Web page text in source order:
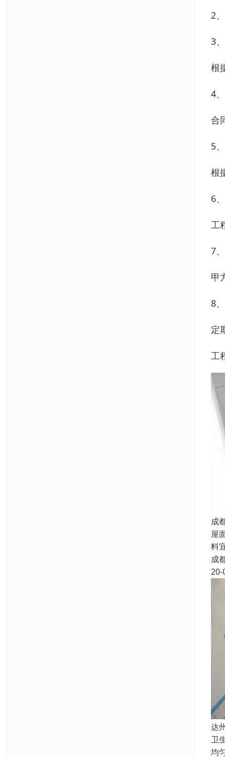
2
3
根
4
合
5
根
6
工
7
甲
8
定
工
成
屋
料
成
20-
达
卫
均